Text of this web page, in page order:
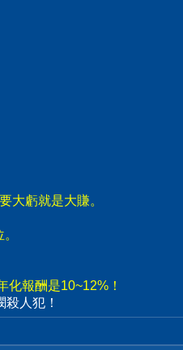
大虧就是大賺。
報酬是10~12%！
人犯！